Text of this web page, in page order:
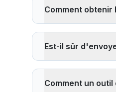
fournisseurs. Les
Comment
transfert lorsque
Est-il sûr
fournisseur est
Comment un